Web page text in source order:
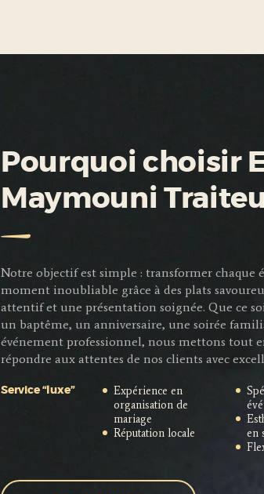
Pourquoi choisir
Maymouni
Notre objectif est simple : transformer chaque
moment inoubliable grâce à des plats
attentif et une présentation soignée. Que ce
un baptême, un anniversaire, une soirée
événement professionnel, nous mettons tout
répondre aux attentes de nos clients avec
Service “luxe”
Expérience en
organisation de
mariage
Réputation locale
en